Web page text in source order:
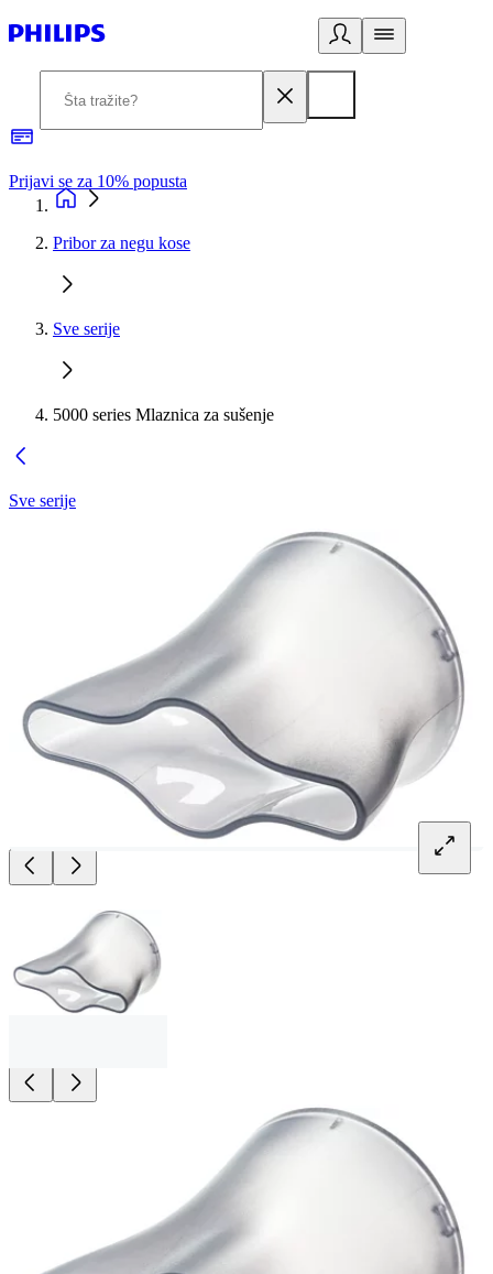
Prijavi se za 10% popusta
Pribor za negu kose
Sve serije
5000 series Mlaznica za sušenje
Sve serije